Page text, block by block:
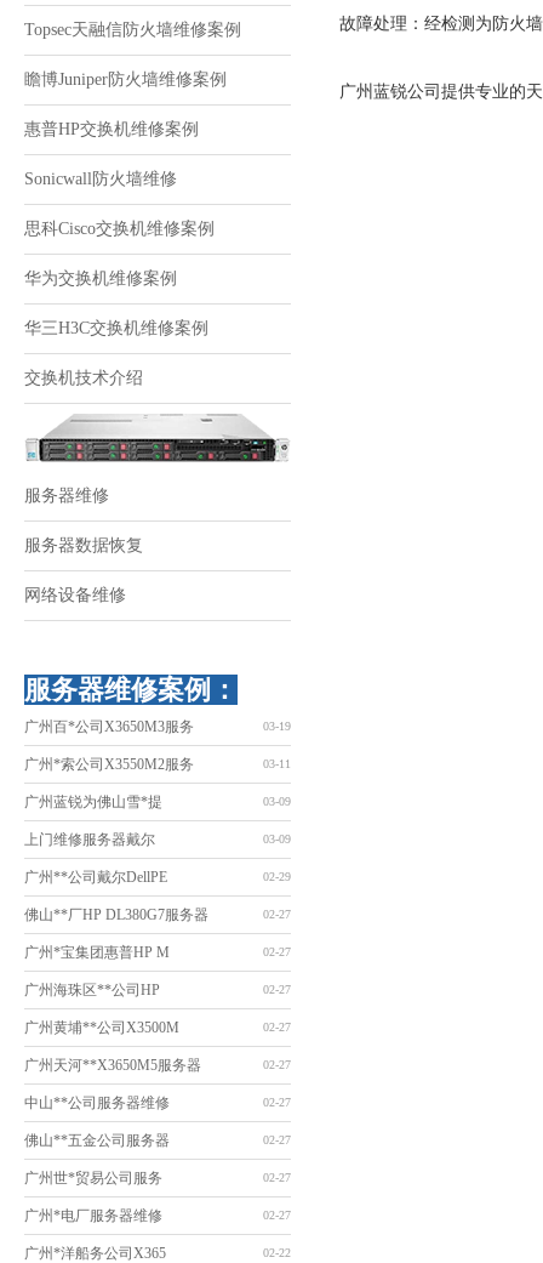
Topsec天融信防火墙维修案例
瞻博Juniper防火墙维修案例
惠普HP交换机维修案例
Sonicwall防火墙维修
思科Cisco交换机维修案例
华为交换机维修案例
华三H3C交换机维修案例
交换机技术介绍
服务器维修
服务器数据恢复
网络设备维修
服务器维修案例：
广州百*公司X3650M3服务 03-19
广州*索公司X3550M2服务 03-11
广州蓝锐为佛山雪*提 03-09
上门维修服务器戴尔 03-09
广州**公司戴尔DellPE 02-29
佛山**厂HP DL380G7服务器 02-27
广州*宝集团惠普HP M 02-27
广州海珠区**公司HP 02-27
广州黄埔**公司X3500M 02-27
广州天河**X3650M5服务器 02-27
中山**公司服务器维修 02-27
佛山**五金公司服务器 02-27
广州世*贸易公司服务 02-27
广州*电厂服务器维修 02-27
广州*洋船务公司X365 02-22
故障处理：经检测为防火
广州蓝锐公司提供专业的